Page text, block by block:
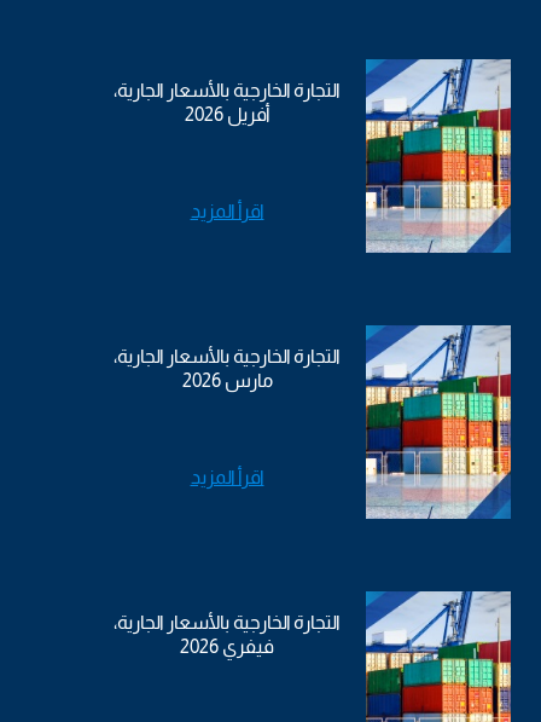
التجارة الخارجية بالأسعار الجارية،
أفريل 2026
اقرأ المزيد
التجارة الخارجية بالأسعار الجارية،
مارس 2026
اقرأ المزيد
التجارة الخارجية بالأسعار الجارية،
فيفري 2026